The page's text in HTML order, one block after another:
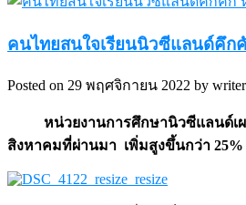
คนไทยสนใจเรียนนิวซีแลนด์คึก
Posted on 29 พฤศจิกายน 2022 by writer
หน่วยงานการศึกษานิวซีแลนด์เผยนั
สิงหาคมที่ผ่านมา เพิ่มสูงขึ้นกว่า 25%